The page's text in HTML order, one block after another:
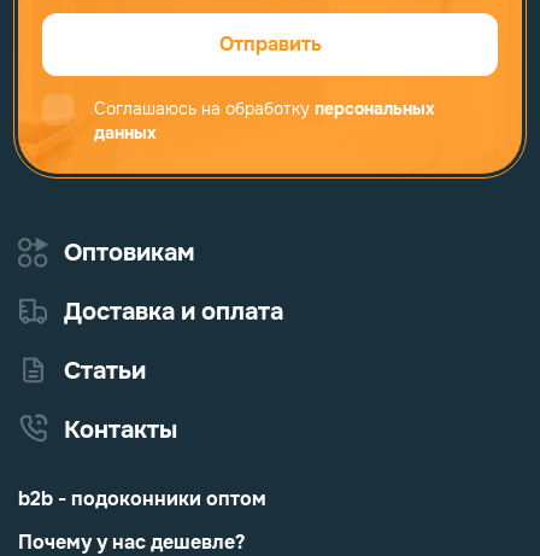
Отправить
Соглашаюсь на обработку персональных
данных
Оптовикам
Доставка и оплата
Статьи
Контакты
b2b - подоконники оптом
Почему у нас дешевле?